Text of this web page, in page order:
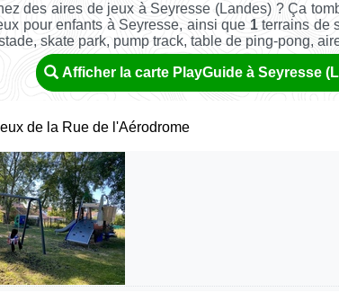
des aires de jeux à Seyresse (Landes) ? Ça
pour enfants à Seyresse, ainsi que 1terrains de
skate park, pump track, table de ping-pong,
Afficher la carte PlayGuide à Seyresse
de la Rue de l'Aérodrome